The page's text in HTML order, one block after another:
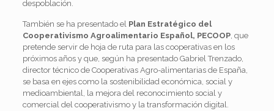
despoblación.
También se ha presentado el Plan Estratégico del
Cooperativismo Agroalimentario Español, PECOOP, que
pretende servir de hoja de ruta para las cooperativas en los
próximos años y que, según ha presentado Gabriel Trenzado,
director técnico de Cooperativas Agro-alimentarias de España,
se basa en ejes como la sostenibilidad económica, social y
medioambiental, la mejora del reconocimiento social y
comercial del cooperativismo y la transformación digital.